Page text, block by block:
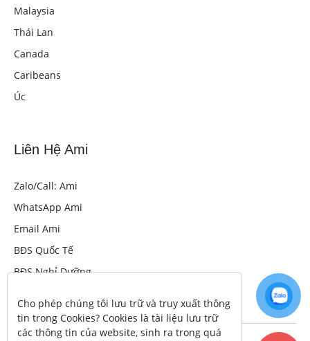
Malaysia
Thái Lan
Canada
Caribeans
Úc
Liên Hệ Ami
Zalo/Call: Ami
WhatsApp Ami
Email Ami
BĐS Quốc Tế
BĐS Nghỉ Dưỡng
Cho phép chúng tôi lưu trữ và truy xuất thông
tin trong Cookies? Cookies là tài liệu lưu trữ
các thông tin của website, sinh ra trong quá